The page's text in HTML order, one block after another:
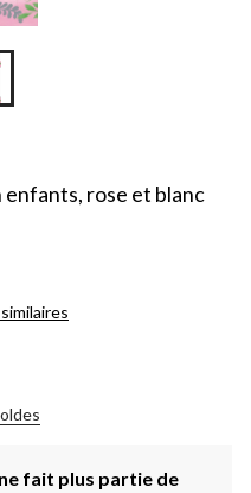
rose et blanc
ne fait plus partie de